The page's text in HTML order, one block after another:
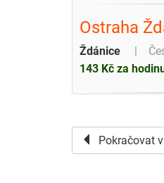
Ostraha
Ždánice
143 Kč za
Pokračovat